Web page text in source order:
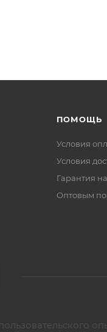
ПОМОЩЬ
Условия
Условия
Гарантия
Оптовым